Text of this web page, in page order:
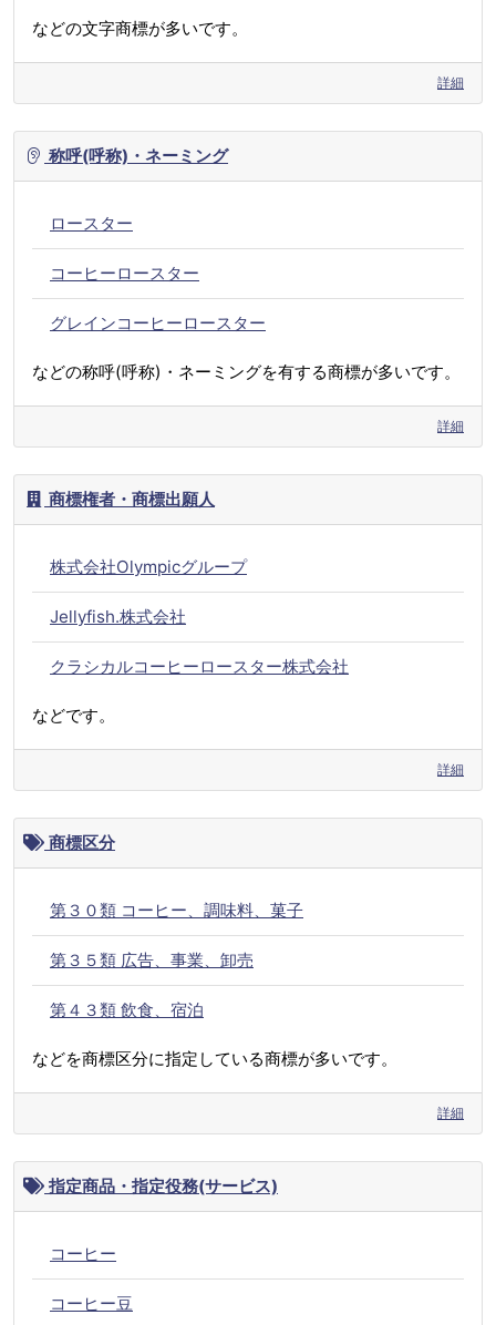
などの文字商標が多いです。
詳細
称呼(呼称)・ネーミング
ロースター
コーヒーロースター
グレインコーヒーロースター
などの称呼(呼称)・ネーミングを有する商標が多いです。
詳細
商標権者・商標出願人
株式会社Olympicグループ
Jellyfish.株式会社
クラシカルコーヒーロースター株式会社
などです。
詳細
商標区分
第３０類 コーヒー、調味料、菓子
第３５類 広告、事業、卸売
第４３類 飲食、宿泊
などを商標区分に指定している商標が多いです。
詳細
指定商品・指定役務(サービス)
コーヒー
コーヒー豆